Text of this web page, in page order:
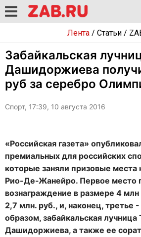
Лента/ Статьи/
Забайкальская
Дашидоржиева
руб за серебро
Спорт, 17:39, 10 августа 2016
«Российская газета»
премиальных для российских
которые заняли призовые
Рио-Де-Жанейро. Первое место
вознаграждение в размере 4
2,7 млн. руб., и, наконец, третье
образом, забайкальская лучница
Дашидоржиева, а также ее